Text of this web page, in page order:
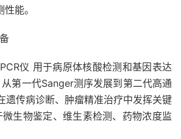
能。
仪 用于病原体核酸检测和基因表达
第一代Sanger测序发展到第二代高通
遗传病诊断、肿瘤精准治疗中发挥关键
生物鉴定、维生素检测、药物浓度监